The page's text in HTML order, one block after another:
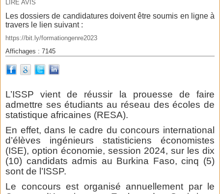
LIRE AVIS
Les dossiers de candidatures doivent être soumis en ligne à
travers le lien suivant :
https://bit.ly/formationgenre2023
Affichages : 7145
L’ISSP vient de réussir la prouesse de faire
admettre ses étudiants au réseau des écoles de
statistique africaines (RESA).
En effet, dans le cadre du concours international
d’élèves ingénieurs statisticiens économistes
(ISE), option économie, session 2024, sur les dix
(10) candidats admis au Burkina Faso, cinq (5)
sont de l’ISSP.
Le concours est organisé annuellement par le